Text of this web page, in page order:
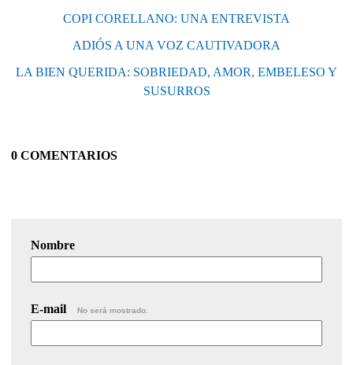
COPI CORELLANO: UNA ENTREVISTA
ADIÓS A UNA VOZ CAUTIVADORA
LA BIEN QUERIDA: SOBRIEDAD, AMOR, EMBELESO Y
SUSURROS
0 COMENTARIOS
Nombre
E-mail No será mostrado.